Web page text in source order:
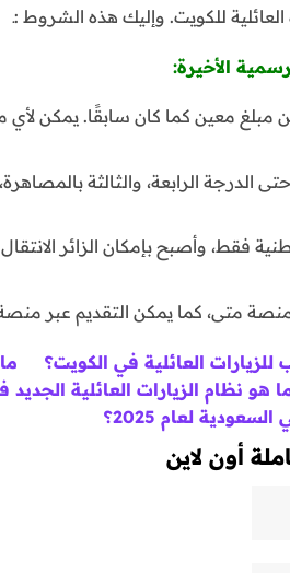
للكويت. وإليك هذه الشروط :ـ
الأخيرة:
مبلغ معين كما كان سابقًا. يمكن
الدرجة الرابعة، والثالثة
فقط، وأصبح بإمكان الزائر
متى، كما يمكن التقديم عبر
العائلية في الكويت؟
هو نظام الزيارات العائلية
لعام 2025؟
أون لاين